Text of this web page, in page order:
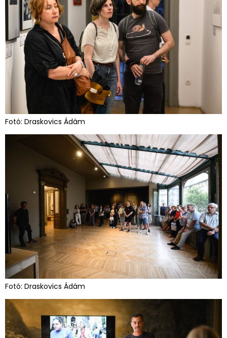
Fotó: Draskovics Ádám
Fotó: Draskovics Ádám